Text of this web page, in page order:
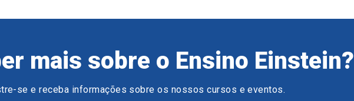
mais sobre o Ensino Einstein?
se e receba informações sobre os nossos cursos e eventos.